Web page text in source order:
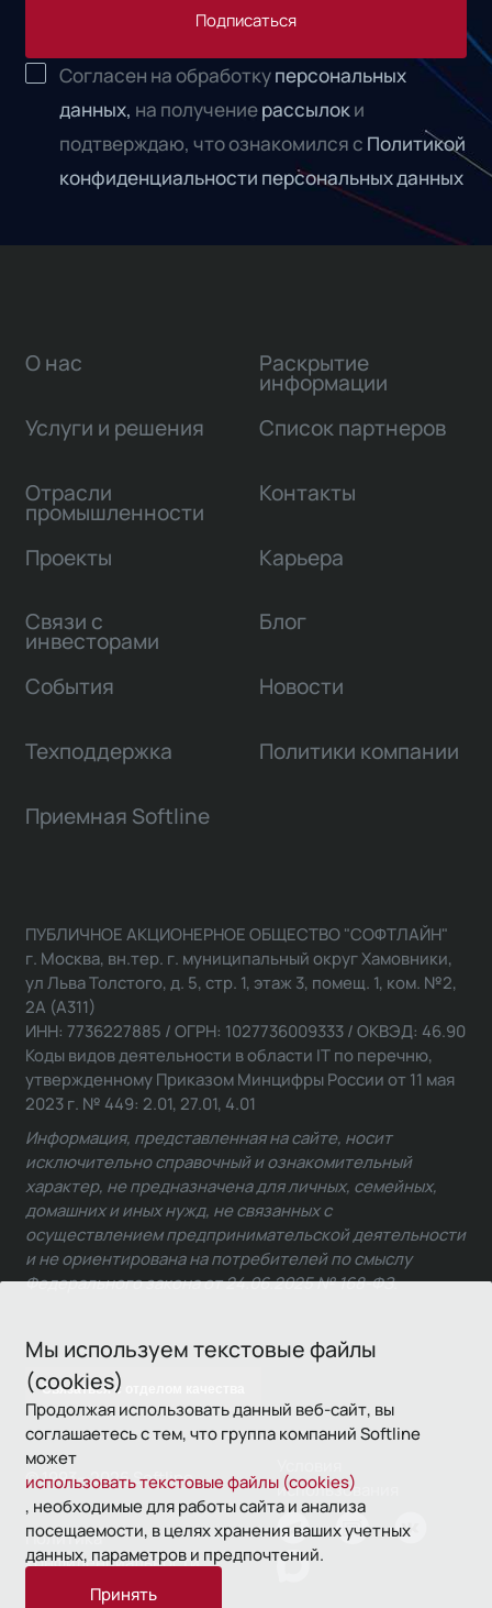
Подписаться
Согласен на обработкуперсональных
данных, на получениерассылоки
подтверждаю, что ознакомился с Политикой
конфиденциальности персональных данных
Мы используем текстовые файлы
(cookies)
Продолжая использовать данный веб-сайт, вы
соглашаетесь с тем, что группа компаний Softline
может
использовать текстовые файлы (cookies)
, необходимые для работы сайта и анализа
посещаемости, в целях хранения ваших учетных
данных, параметров и предпочтений.
Принять
О нас
Услуги и решения
Отрасли
промышленности
Проекты
Связи с
инвесторами
Раскрытие
информации
Список партнеров
Контакты
Карьера
Блог
События Новости
Техподдержка Политики компании
Приемная Softline
Связаться с отделом качества
ПУБЛИЧНОЕ АКЦИОНЕРНОЕ ОБЩЕСТВО "СОФТЛАЙН"
г. Москва, вн.тер. г. муниципальный округ Хамовники,
ул Льва Толстого, д. 5, стр. 1, этаж 3, помещ. 1, ком. №2,
2А (А311)
ИНН: 7736227885 / ОГРН: 1027736009333 / ОКВЭД: 46.90
Коды видов деятельности в области IT по перечню,
утвержденному Приказом Минцифры России от 11 мая
2023 г. № 449: 2.01, 27.01, 4.01
Информация, представленная на сайте, носит
исключительно справочный и ознакомительный
характер, не предназначена для личных, семейных,
домашних и иных нужд, не связанных с
осуществлением предпринимательской деятельности
и не ориентирована на потребителей по смыслу
Федерального закона от 24.06.2025 № 168-ФЗ.
© 1993—2026 Softline
использования
Политика
конфиденциальности